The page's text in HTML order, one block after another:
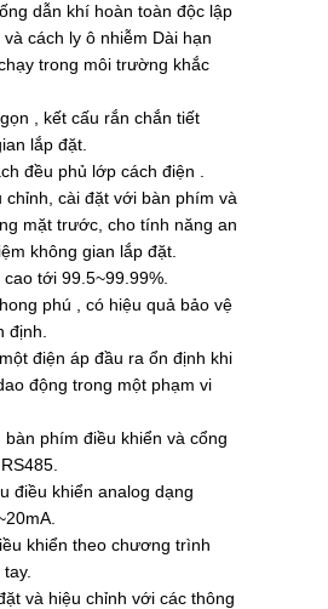
dẫn khí hoàn toàn độc lập
và cách ly ô nhiễm Dài hạn
trong môi trường khắc
, kết cấu rắn chắn tiết
lắp đặt.
đều phủ lớp cách điện .
chỉnh, cài đặt với bàn phím và
mặt trước, cho tính năng an
không gian lắp đặt.
tới 99.5~99.99%.
phú , có hiệu quả bảo vệ
định.
điện áp đầu ra ổn định khi
động trong một phạm vi
phím điều khiển và cổng
điều khiển analog dạng
khiển theo chương trình
và hiệu chỉnh với các thông